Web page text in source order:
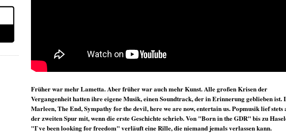
Früher war mehr Lametta. Aber früher war auch mehr Kunst. Alle großen Krisen der
Vergangenheit hatten ihre eigene Musik, einen Soundtrack, der in Erinnerung geblieben
Marleen, The End, Sympathy for the devil, here we are now, entertain us. Popmusik lief stets
der zweiten Spur mit, wenn die erste Geschichte schrieb. Von "Born in the GDR" bis zu
"I`ve been looking for freedom" verläuft eine Rille, die niemand jemals verlassen kann.